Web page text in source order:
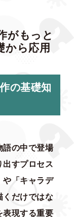
がもっと
から応用
の基礎知
語の中で登場
すプロセス
や「キャラデ
くだけではな
表現する重要